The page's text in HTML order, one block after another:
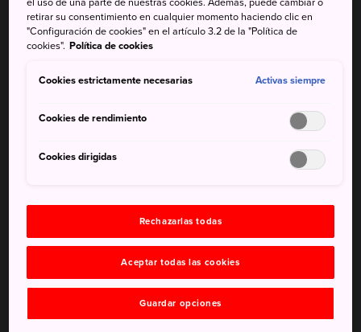
Las aguas termales de Nagayu, situadas en la ciudad de
Taketa, son famosas por sus beneficios para la salud.
Datos breves
Gozenyu se estableció en Nagayu Onsen en el siglo
retirar su consentimiento en cualquier momento haciendo clic en
"Configuración de cookies" en el artículo 3.2 de la "Política de
cookies". Política de cookies
Cookies estrictamente necesarias Activas siempre
Cookies de rendimiento
Cookies dirigidas
Rechazarlas todas
Aceptar todas las cookies
Guardar opciones